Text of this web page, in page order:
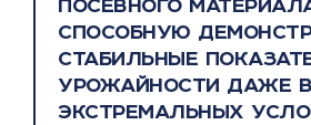
способную
стабильные
урожайности даже в
экстремальных